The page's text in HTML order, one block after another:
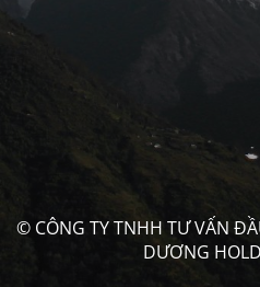
© CÔNG TY TNHH TƯ VẤN
DƯƠNG